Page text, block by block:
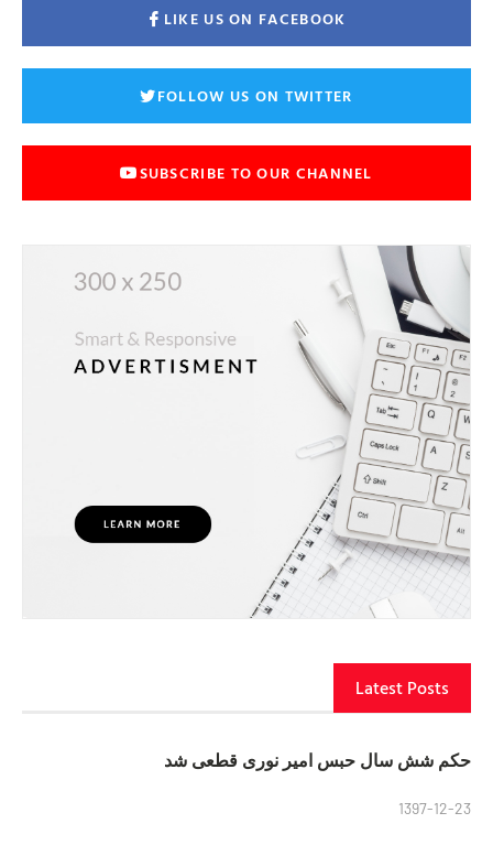
LIKE US ON FACEBOOK
FOLLOW US ON TWITTER
SUBSCRIBE TO OUR CHANNEL
Latest Posts
حکم شش سال حبس امیر نوری قطعی شد
1397-12-23